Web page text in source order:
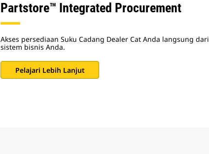
Partstore™ Integrated Procurement
Akses persediaan Suku Cadang Dealer Cat Anda langsung dari
sistem bisnis Anda.
Pelajari Lebih Lanjut